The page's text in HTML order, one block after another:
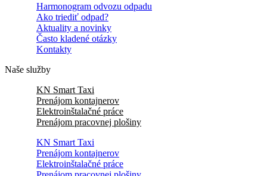
Harmonogram odvozu odpadu
Ako triediť odpad?
Aktuality a novinky
Často kladené otázky
Kontakty
Naše služby
KN Smart Taxi
Prenájom kontajnerov
Elektroinštalačné práce
Prenájom pracovnej plošiny
KN Smart Taxi
Prenájom kontajnerov
Elektroinštalačné práce